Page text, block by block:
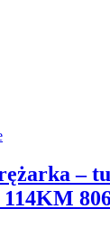
Ten
wiele
wariantów.
–